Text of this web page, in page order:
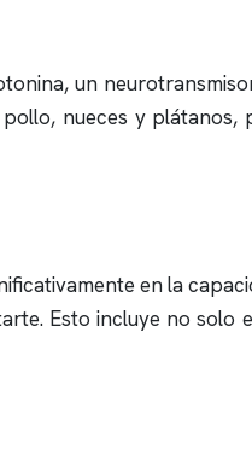
un
nueces y
en la
Esto incluye no